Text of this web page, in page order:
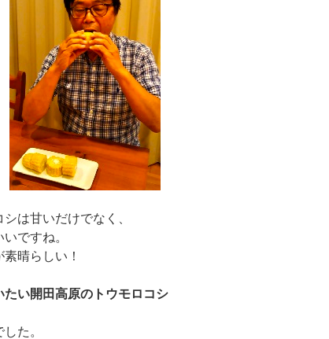
は甘いだけでなく、
ですね。
晴らしい！
い開田高原のトウモロコシ
た。